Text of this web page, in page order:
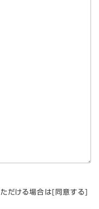
だける場合は[同意する]